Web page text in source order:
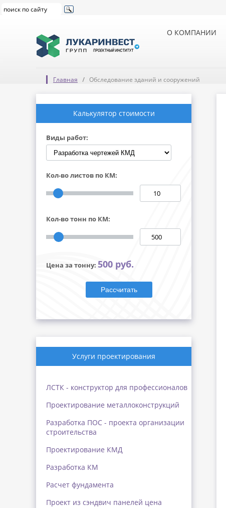
О КОМПАНИИ
Главная Обследование зданий и сооружений
Калькулятор стоимости
Виды работ:
Кол-во листов по КМ:
Кол-во тонн по КМ:
Цена за тонну: 500 руб.
Рассчитать
Услуги проектирования
ЛСТК - конструктор для профессионалов
Проектирование металлоконструкций
Разработка ПОС - проекта организации
строительства
Проектирование КМД
Разработка КМ
Расчет фундамента
Проект из сэндвич панелей цена